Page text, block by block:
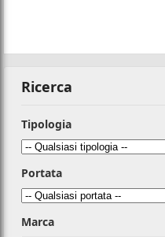
Ricerca
Tipologia
Portata
Marca